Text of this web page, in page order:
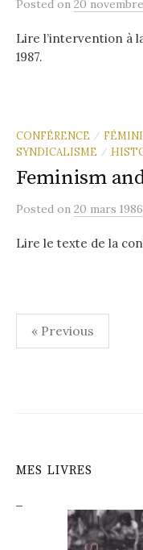
Posted on 20
Lire l’intervention à
1987.
CONFÉRENCE /
SYNDICALISME
/
Feminism
Posted on 20 mars 1986
Lire le texte de la
Navigation
des
« Previous
MES LIVRES